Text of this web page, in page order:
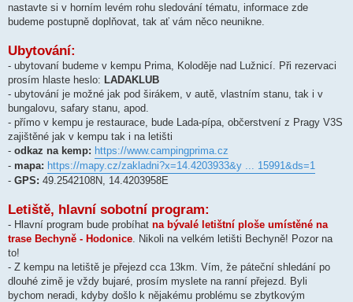
nastavte si v horním levém rohu sledování tématu, informace zde
budeme postupně doplňovat, tak ať vám něco neunikne.
Ubytování:
- ubytovaní budeme v kempu Prima, Koloděje nad Lužnicí. Při rezervaci
prosím hlaste heslo: LADAKLUB
- ubytování je možné jak pod širákem, v autě, vlastním stanu, tak i v
bungalovu, safary stanu, apod.
- přímo v kempu je restaurace, bude Lada-pípa, občerstvení z Pragy V3S
zajištěné jak v kempu tak i na letišti
- odkaz na kemp: https://www.campingprima.cz
- mapa: https://mapy.cz/zakladni?x=14.4203933&y ... 15991&ds=1
- GPS: 49.2542108N, 14.4203958E
Letiště, hlavní sobotní program:
- Hlavní program bude probíhat na bývalé letištní ploše umístěné na
trase Bechyně - Hodonice . Nikoli na velkém letišti Bechyně! Pozor na
to!
- Z kempu na letiště je přejezd cca 13km. Vím, že páteční shledání po
dlouhé zimě je vždy bujaré, prosím myslete na ranní přejezd. Byli
bychom neradi, kdyby došlo k nějakému problému se zbytkovým